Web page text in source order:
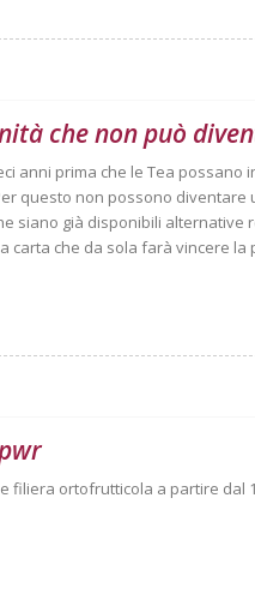
che non può
anni prima che le Tea possano
questo non possono diventare
siano già disponibili alternative
carta che da sola farà vincere la
filiera ortofrutticola a partire dal